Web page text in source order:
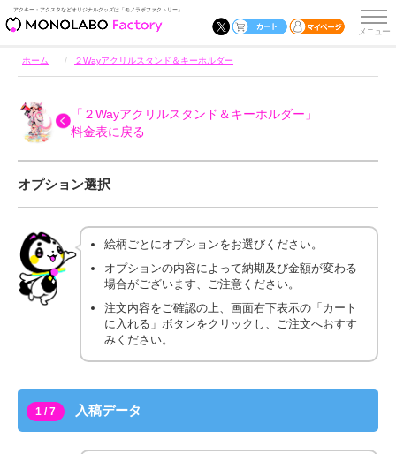
アクキー・アクスタなどオリジナルグッズは「モノラボファクトリー」
ホーム ２Wayアクリルスタンド＆キーホルダー
「２Wayアクリルスタンド＆キーホルダー」
料金表に戻る
オプション選択
絵柄ごとにオプションをお選びください。
オプションの内容によって納期及び金額が変わる
場合がございます、ご注意ください。
注文内容をご確認の上、画面右下表示の「カート
に入れる」ボタンをクリックし、ご注文へおすす
みください。
1 / 7 入稿データ